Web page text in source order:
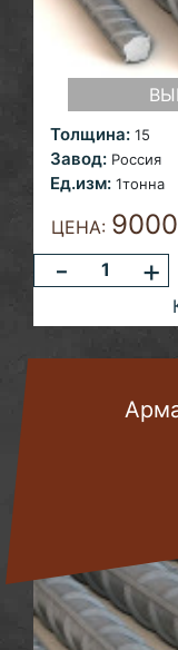
Толщина: 15
Завод: Россия
Ед.изм: 1тонна
ЦЕНА:
- +